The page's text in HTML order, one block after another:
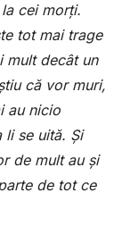
cei morți.
tot mai trage
mult decât un
că vor muri,
au nicio
li se uită. Și
de mult au și
de tot ce